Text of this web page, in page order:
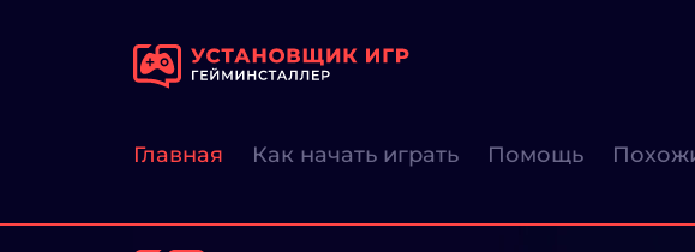
Главная Как начать играть Помощь